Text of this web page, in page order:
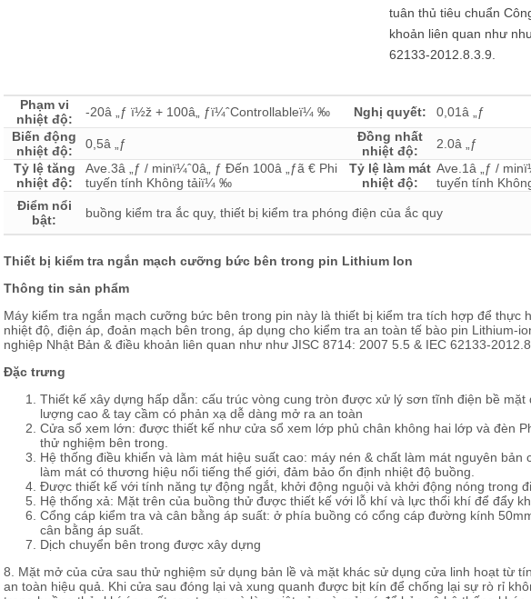
tuân thủ tiêu chuẩn
khoản liên quan như
62133-2012.8.3.9.
Phạm vi
nhiệt độ:
-20â „ƒ ï½ž + 100â„ ƒï¼ˆControllableï¼ ‰ Nghị quyết:
0,01â „ƒ
Biến động
nhiệt độ:
0,5â „ƒ
Đồng nhất
nhiệt độ:
2.0â „ƒ
Tỷ lệ tăng
nhiệt độ:
Ave.3â „ƒ / minï¼ˆ0â„ ƒ Đến 100â „ƒã € Phi
tuyến tính Không tảiï¼ ‰
Tỷ lệ làm mát
nhiệt độ:
Ave.1â „ƒ /
tuyến tính
Điểm nổi
bật:
buồng kiểm tra ắc quy, thiết bị kiểm tra phóng điện của ắc quy
Thiết bị kiểm tra ngắn mạch cưỡng bức bên trong pin Lithium Ion
Thông tin sản phẩm
Máy kiểm tra ngắn mạch cưỡng bức bên trong pin này là thiết bị kiểm tra tích hợp để thực
nhiệt độ, điện áp, đoản mạch bên trong, áp dụng cho kiểm tra an toàn tế bào pin Lithium-
nghiệp Nhật Bản & điều khoản liên quan như như JISC 8714: 2007 5.5 & IEC 62133-
Đặc trưng
Thiết kế xây dựng hấp dẫn: cấu trúc vòng cung tròn được xử lý sơn tĩnh điện bề mặt
lượng cao & tay cầm có phản xạ dễ dàng mở ra an toàn
Cửa sổ xem lớn: được thiết kế như cửa sổ xem lớp phủ chân không hai lớp và đèn
thử nghiệm bên trong.
Hệ thống điều khiển và làm mát hiệu suất cao: máy nén & chất làm mát nguyên bản
làm mát có thương hiệu nổi tiếng thế giới, đảm bảo ổn định nhiệt độ buồng.
Được thiết kế với tính năng tự động ngắt, khởi động nguội và khởi động nóng trong
Hệ thống xả: Mặt trên của buồng thử được thiết kế với lỗ khí và lực thổi khí để đẩy
Cổng cáp kiểm tra và cân bằng áp suất: ở phía buồng có cổng cáp đường kính
cân bằng áp suất.
Dịch chuyển bên trong được xây dựng
8. Mặt mở của cửa sau thử nghiệm sử dụng bản lề và mặt khác sử dụng cửa linh hoạt từ
an toàn hiệu quả. Khi cửa sau đóng lại và xung quanh được bịt kín để chống lại sự rò rỉ